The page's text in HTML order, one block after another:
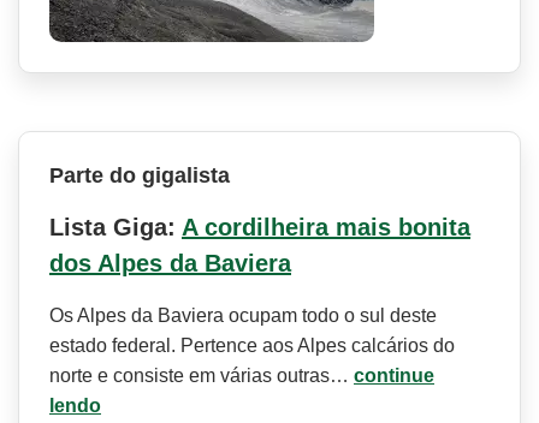
Parte do gigalista
Lista Giga: A cordilheira mais bonita
dos Alpes da Baviera
Os Alpes da Baviera ocupam todo o sul deste
estado federal. Pertence aos Alpes calcários do
norte e consiste em várias outras… continue
lendo